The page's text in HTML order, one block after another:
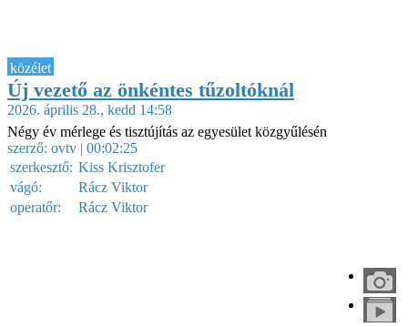
közélet
Új vezető az önkéntes tűzoltóknál
2026. április 28., kedd 14:58
Négy év mérlege és tisztújítás az egyesület közgyűlésén
szerző: ovtv | 00:02:25
szerkesztő: Kiss Krisztofer
vágó:
Rácz Viktor
operatőr:
Rácz Viktor